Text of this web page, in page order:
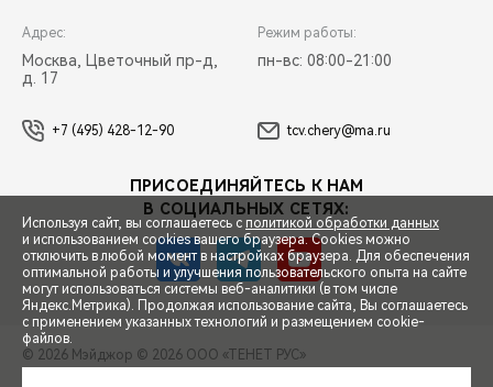
СПЕЦПРЕДЛОЖЕНИЯ
ЗАПИСЬ НА ТЕСТ-ДРАЙВ
Адрес:
Москва, Цветочный пр-д,
д. 17
Режим работы:
пн-вс: 08:00-21:00
+7 (495) 428-12-90 tcv.chery@ma.ru
ПРИСОЕДИНЯЙТЕСЬ К НАМ
В СОЦИАЛЬНЫХ СЕТЯХ:
© 2026 Мэйджор © 2026 ООО «ТЕНЕТ РУС»
Используя сайт, вы соглашаетесь с политикой обработки данных
и использованием cookies вашего браузера. Cookies можно
отключить в любой момент в настройках браузера. Для обеспечения
оптимальной работы и улучшения пользовательского опыта на сайте
могут использоваться системы веб-аналитики (в том числе
Яндекс.Метрика). Продолжая использование сайта, Вы соглашаетесь
с применением указанных технологий и размещением cookie-
файлов.